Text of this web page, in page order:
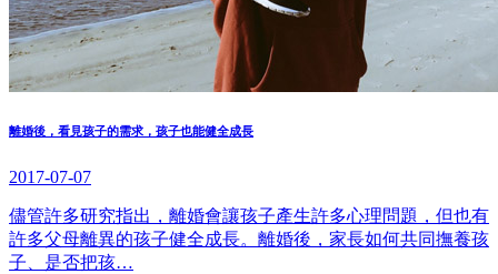
離婚後，看見孩子的需求，孩子也能健全成長
2017-07-07
儘管許多研究指出，離婚會讓孩子產生許多心理問題，但也有
許多父母離異的孩子健全成長。離婚後，家長如何共同撫養孩
子、是否把孩…